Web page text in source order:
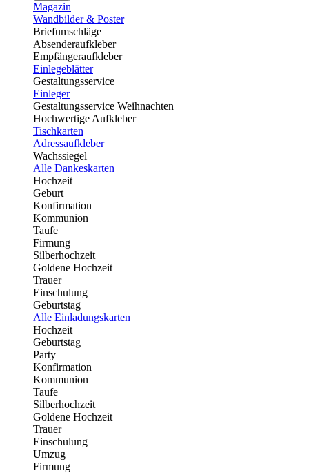
Magazin
Wandbilder & Poster
Briefumschläge
Absenderaufkleber
Empfängeraufkleber
Einlegeblätter
Gestaltungsservice
Einleger
Gestaltungsservice Weihnachten
Hochwertige Aufkleber
Tischkarten
Adressaufkleber
Wachssiegel
Alle Dankeskarten
Hochzeit
Geburt
Konfirmation
Kommunion
Taufe
Firmung
Silberhochzeit
Goldene Hochzeit
Trauer
Einschulung
Geburtstag
Alle Einladungskarten
Hochzeit
Geburtstag
Party
Konfirmation
Kommunion
Taufe
Silberhochzeit
Goldene Hochzeit
Trauer
Einschulung
Umzug
Firmung